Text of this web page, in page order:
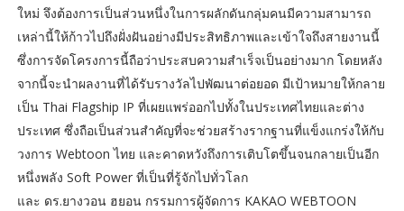
ใหม่ จึงต้องการเป็นส่วนหนึ่งในการผลักดันกลุ่มคนมีความสามารถ
เหล่านี้ให้ก้าวไปถึงฝั่งฝันอย่างมีประสิทธิภาพและเข้าใจถึงสายงานนี้
ซึ่งการจัดโครงการนี้ถือว่าประสบความสำเร็จเป็นอย่างมาก โดยหลัง
จากนี้จะนำผลงานที่ได้รับรางวัลไปพัฒนาต่อยอด มีเป้าหมายให้กลาย
เป็น Thai Flagship IP ที่เผยแพร่ออกไปทั้งในประเทศไทยและต่าง
ประเทศ ซึ่งถือเป็นส่วนสำคัญที่จะช่วยสร้างรากฐานที่แข็งแกร่งให้กับ
วงการ Webtoon ไทย และคาดหวังถึงการเติบโตขึ้นจนกลายเป็นอีก
หนึ่งพลัง Soft Power ที่เป็นที่รู้จักไปทั่วโลก
และ ดร.ยางวอน ฮยอน กรรมการผู้จัดการ KAKAO WEBTOON